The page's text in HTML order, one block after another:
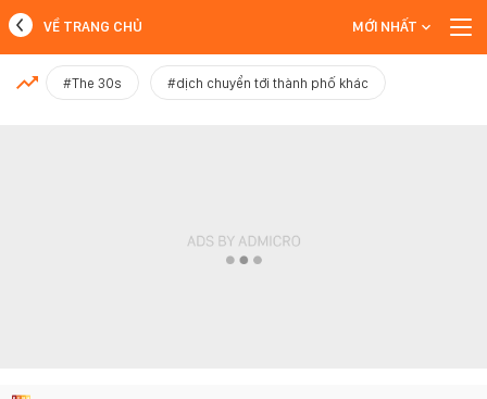
MỚI NHẤT
VỀ TRANG CHỦ MỚI NHẤT
#The 30s #dịch chuyển tới thành phố khác